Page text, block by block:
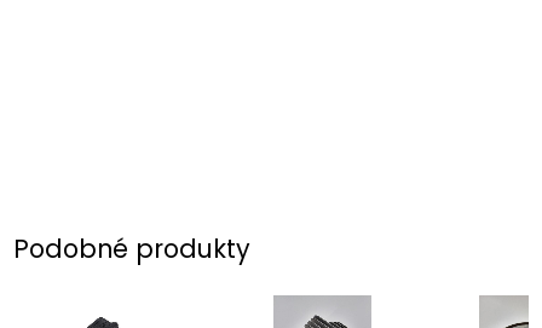
Podobné produkty